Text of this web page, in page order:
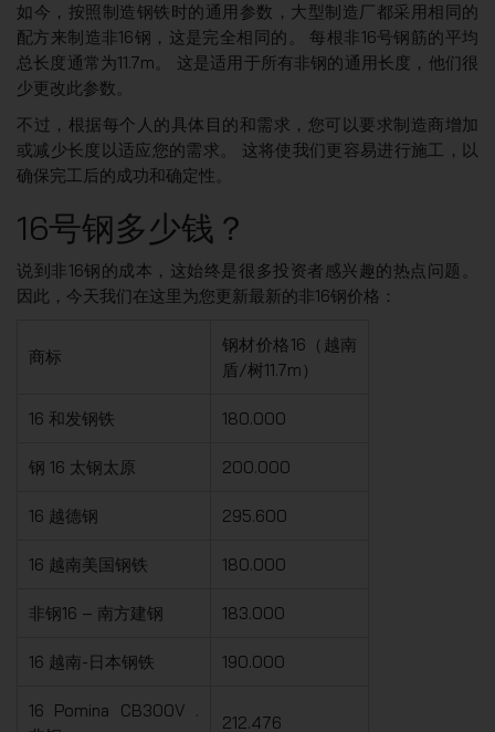
如今，按照制造钢铁时的通用参数，大型制造厂都采用相同的
配方来制造非16钢，这是完全相同的。 每根非16号钢筋的平均
总长度通常为11.7m。 这是适用于所有非钢的通用长度，他们很
少更改此参数。
不过，根据每个人的具体目的和需求，您可以要求制造商增加
或减少长度以适应您的需求。 这将使我们更容易进行施工，以
确保完工后的成功和确定性。
16号钢多少钱？
说到非16钢的成本，这始终是很多投资者感兴趣的热点问题。
因此，今天我们在这里为您更新最新的非16钢价格：
商标
钢材价格16（越南
盾/树11.7m）
16 和发钢铁 180.000
钢 16 太钢太原 200.000
16 越德钢 295.600
16 越南美国钢铁 180.000
非钢16 – 南方建钢 183.000
16 越南-日本钢铁 190.000
16 Pomina CB300V .
212.476